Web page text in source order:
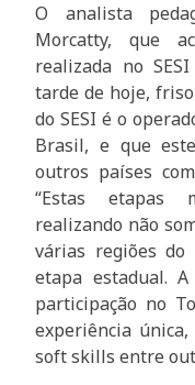
O analista
Morcatty, que
realizada no
tarde de hoje,
do SESI é o
Brasil, e que
outros países
“Estas etapas
realizando não
várias regiões do
etapa estadual.
participação no
experiência
soft skills entre